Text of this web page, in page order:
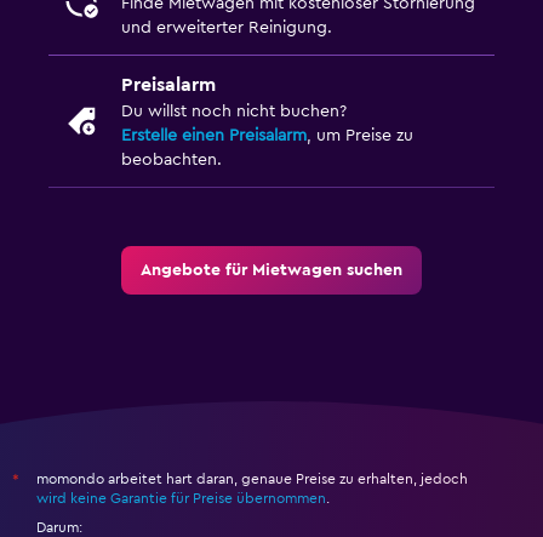
Finde Mietwagen mit kostenloser Stornierung
und erweiterter Reinigung.
Preisalarm
Du willst noch nicht buchen?
Erstelle einen Preisalarm, um Preise zu
beobachten.
Angebote für Mietwagen suchen
*
momondo arbeitet hart daran, genaue Preise zu erhalten, jedoch
wird keine Garantie für Preise übernommen
Darum: